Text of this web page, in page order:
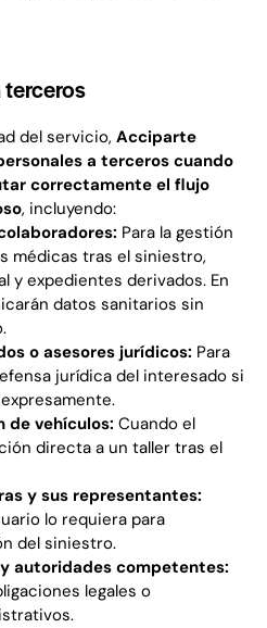
terceros
del servicio, Acciparte
a terceros cuando
correctamente el flujo
, incluyendo:
Para la gestión
médicas tras el siniestro,
y expedientes derivados. En
datos sanitarios sin
o asesores jurídicos: Para
jurídica del interesado si
de vehículos: Cuando el
directa a un taller tras el
y sus representantes:
lo requiera para
del siniestro.
autoridades competentes:
legales o